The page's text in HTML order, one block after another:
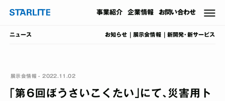
事業紹介 企業情報 お問い合わせ
ニュース お知らせ 展示会情報 新開発･新サービス
展示会情報 - 2022.11.02
｢第6回ぼうさいこくたい｣にて､災害用ト